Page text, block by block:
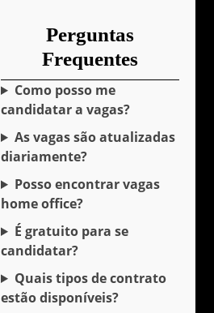
Perguntas
Frequentes
Como posso me
candidatar a vagas?
As vagas são atualizadas
diariamente?
Posso encontrar vagas
home office?
É gratuito para se
candidatar?
Quais tipos de contrato
estão disponíveis?